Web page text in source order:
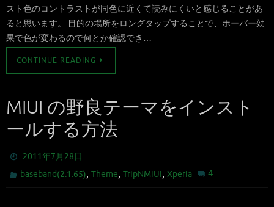
スト色のコントラストが同色に近くて読みにくいと感じることがあ
ると思います。 目的の場所をロングタップすることで、ホーバー効
果で色が変わるので何とか確認でき…
CONTINUE READING
MIUI の野良テーマをインスト
ールする方法
2011年7月28日
baseband(2.1.65),Theme,TripNMiUI,Xperia 4